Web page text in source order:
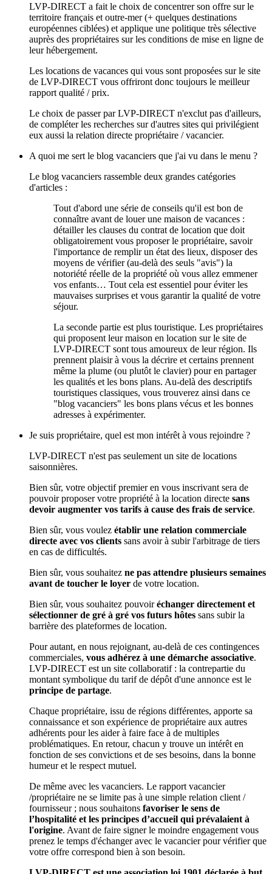
LVP-DIRECT a fait le choix de concentrer son offre sur le
territoire français et outre-mer (+ quelques destinations
européennes ciblées) et applique une politique très sélective
auprès des propriétaires sur les conditions de mise en ligne de
leur hébergement.
Les locations de vacances qui vous sont proposées sur le site
de LVP-DIRECT vous offriront donc toujours le meilleur
rapport qualité / prix.
Le choix de passer par LVP-DIRECT n'exclut pas d'ailleurs,
de compléter les recherches sur d'autres sites qui privilégient
eux aussi la relation directe propriétaire / vacancier.
A quoi me sert le blog vacanciers que j'ai vu dans le menu ?
Le blog vacanciers rassemble deux grandes catégories
d'articles :
Tout d'abord une série de conseils qu'il est bon de
connaître avant de louer une maison de vacances :
détailler les clauses du contrat de location que doit
obligatoirement vous proposer le propriétaire, savoir
l'importance de remplir un état des lieux, disposer des
moyens de vérifier (au-delà des seuls "avis") la
notoriété réelle de la propriété où vous allez emmener
vos enfants… Tout cela est essentiel pour éviter les
mauvaises surprises et vous garantir la qualité de votre
séjour.
La seconde partie est plus touristique. Les propriétaires
qui proposent leur maison en location sur le site de
LVP-DIRECT sont tous amoureux de leur région. Ils
prennent plaisir à vous la décrire et certains prennent
même la plume (ou plutôt le clavier) pour en partager
les qualités et les bons plans. Au-delà des descriptifs
touristiques classiques, vous trouverez ainsi dans ce
"blog vacanciers" les bons plans vécus et les bonnes
adresses à expérimenter.
Je suis propriétaire, quel est mon intérêt à vous rejoindre ?
LVP-DIRECT n'est pas seulement un site de locations
saisonnières.
Bien sûr, votre objectif premier en vous inscrivant sera de
pouvoir proposer votre propriété à la location directe sans
devoir augmenter vos tarifs à cause des frais de service.
Bien sûr, vous voulez établir une relation commerciale
directe avec vos clients sans avoir à subir l'arbitrage de tiers
en cas de difficultés.
Bien sûr, vous souhaitez ne pas attendre plusieurs semaines
avant de toucher le loyer de votre location.
Bien sûr, vous souhaitez pouvoiréchanger directement et
sélectionner de gré à gré vos futurs hôtes sans subir la
barrière des plateformes de location.
Pour autant, en nous rejoignant, au-delà de ces contingences
commerciales, vous adhérez à une démarche associative.
LVP-DIRECT est un site collaboratif : la contrepartie du
montant symbolique du tarif de dépôt d'une annonce est le
principe de partage.
Chaque propriétaire, issu de régions différentes, apporte sa
connaissance et son expérience de propriétaire aux autres
adhérents pour les aider à faire face à de multiples
problématiques. En retour, chacun y trouve un intérêt en
fonction de ses convictions et de ses besoins, dans la bonne
humeur et le respect mutuel.
De même avec les vacanciers. Le rapport vacancier
/propriétaire ne se limite pas à une simple relation client /
fournisseur ; nous souhaitons favoriser le sens de
l’hospitalité et les principes d’accueil qui prévalaient à
l'origine. Avant de faire signer le moindre engagement vous
prenez le temps d'échanger avec le vacancier pour vérifier que
votre offre correspond bien à son besoin.